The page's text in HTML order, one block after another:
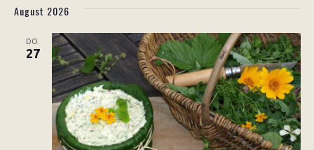
und
wählen.
August 2026
DO.
27